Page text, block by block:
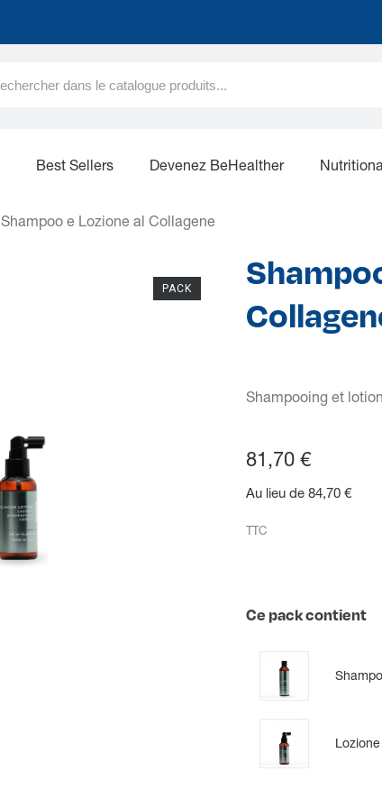
Best Sellers Devenez BeHealther
Shampoo e Lozione al Collagene
PACK
Shampooing et
81,70 €
Au lieu de 84,70 €
TTC
Ce pack contient